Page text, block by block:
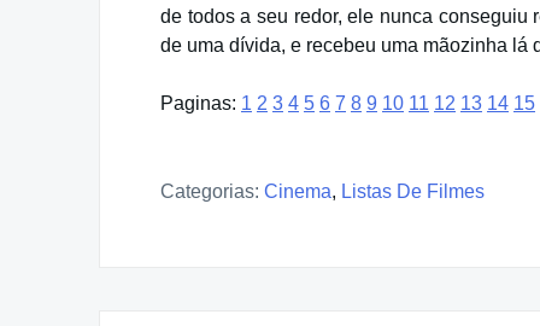
de todos a seu redor, ele nunca conseguiu
de uma dívida, e recebeu uma mãozinha lá
Paginas: 1 2 3 4 5 6 7 8 9 10 11 12 13 14 15
Categorias: Cinema, Listas De Filmes